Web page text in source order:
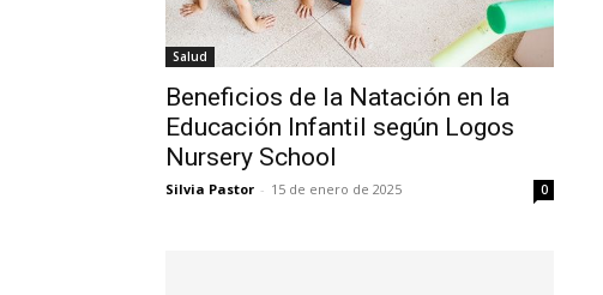
Salud
Beneficios de la Natación en la
Educación Infantil según Logos
Nursery School
Silvia Pastor - 15 de enero de 2025 0